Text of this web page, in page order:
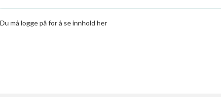
Boligmappa+
Få mer ut av Boligmappa
Du må logge på for å se innhold her